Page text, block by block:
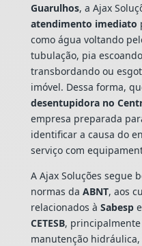
Guarulhos, a Ajax
atendimento imediato
como água voltando
tubulação, pia
transbordando ou
imóvel. Dessa forma,
desentupidora no
empresa preparada
identificar a causa do
serviço com
A Ajax Soluções segue
normas da ABNT, aos
relacionados à Sabespe
CETESB, principalmente
manutenção